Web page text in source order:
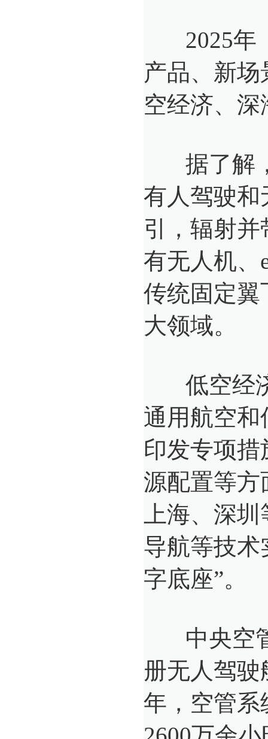
2025年《
产品、新
空经济、
据了解，
有人驾驶和
引，辐射
有无人机、
传统固定翼
大领域。
低空经济
通用航空和
印发专项
源配置等方
上海、深
导航等技术
字底座”。
中央空管
册无人驾驶
年，空管系